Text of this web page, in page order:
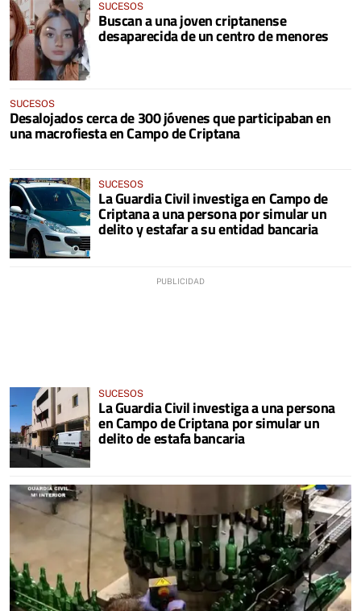
SUCESOS
Buscan a una joven criptanense
desaparecida de un centro de menores
SUCESOS
Desalojados cerca de 300 jóvenes que participaban en
una macrofiesta en Campo de Criptana
SUCESOS
La Guardia Civil investiga en Campo de
Criptana a una persona por simular un
delito y estafar a su entidad bancaria
SUCESOS
La Guardia Civil investiga a una persona
en Campo de Criptana por simular un
delito de estafa bancaria